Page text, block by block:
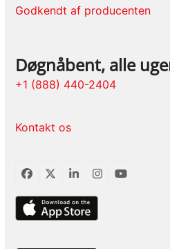
Godkendt af producenten
Døgnåbent, alle
+1 (888) 440-2404
Kontakt os
Facebook
TwitterLinkedInInstagram
YouTube